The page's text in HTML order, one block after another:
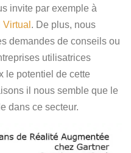
invite par exemple à
Virtual . De plus, nous
demandes de conseils ou
utilisatrices
le potentiel de cette
il nous semble que le
dans ce secteur.